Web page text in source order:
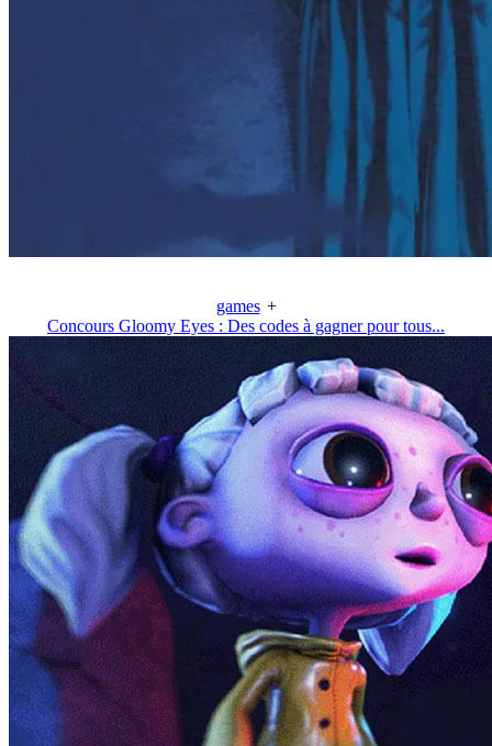
games +
Concours Gloomy Eyes : Des codes à gagner pour tous...